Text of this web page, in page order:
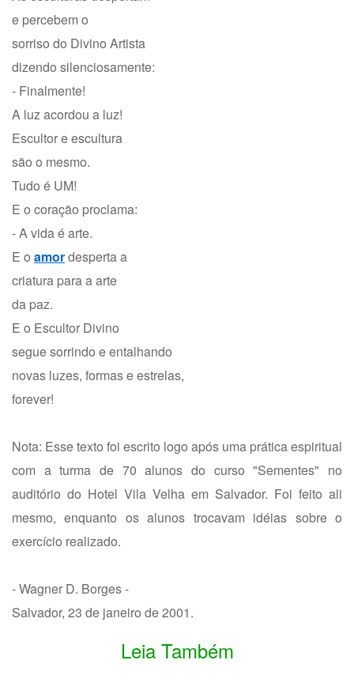
e percebem o
sorriso do Divino Artista
dizendo silenciosamente:
- Finalmente!
A luz acordou a luz!
Escultor e escultura
são o mesmo.
Tudo é UM!
E o coração proclama:
- A vida é arte.
E o amordesperta a
criatura para a arte
da paz.
E o Escultor Divino
segue sorrindo e entalhando
novas luzes, formas e estrelas,
forever!
Nota: Esse texto foi escrito logo após uma prática espiritual
com a turma de 70 alunos do curso "Sementes" no
auditório do Hotel Vila Velha em Salvador. Foi feito ali
mesmo, enquanto os alunos trocavam idéias sobre o
exercício realizado.
- Wagner D. Borges -
Salvador, 23 de janeiro de 2001.
Leia Também